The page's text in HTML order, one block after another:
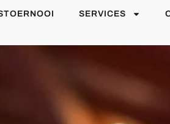
SERVICES